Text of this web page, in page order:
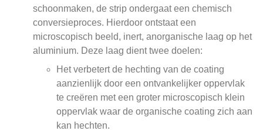
schoonmaken, de strip ondergaat een chemisch
conversieproces. Hierdoor ontstaat een
microscopisch beeld, inert, anorganische laag op het
aluminium. Deze laag dient twee doelen:
Het verbetert de hechting van de coating
aanzienlijk door een ontvankelijker oppervlak
te creëren met een groter microscopisch klein
oppervlak waar de organische coating zich aan
kan hechten.